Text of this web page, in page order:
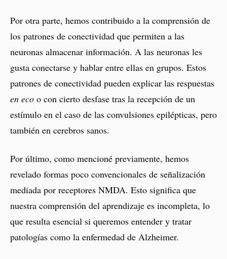
Por otra parte, hemos contribuido a la comprensión de
los patrones de conectividad que permiten a las
neuronas almacenar información. A las neuronas les
gusta conectarse y hablar entre ellas en grupos. Estos
patrones de conectividad pueden explicar las respuestas
en eco o con cierto desfase tras la recepción de un
estímulo en el caso de las convulsiones epilépticas, pero
también en cerebros sanos.
Por último, como mencioné previamente, hemos
revelado formas poco convencionales de señalización
mediada por receptores NMDA. Esto significa que
nuestra comprensión del aprendizaje es incompleta, lo
que resulta esencial si queremos entender y tratar
patologías como la enfermedad de Alzheimer.